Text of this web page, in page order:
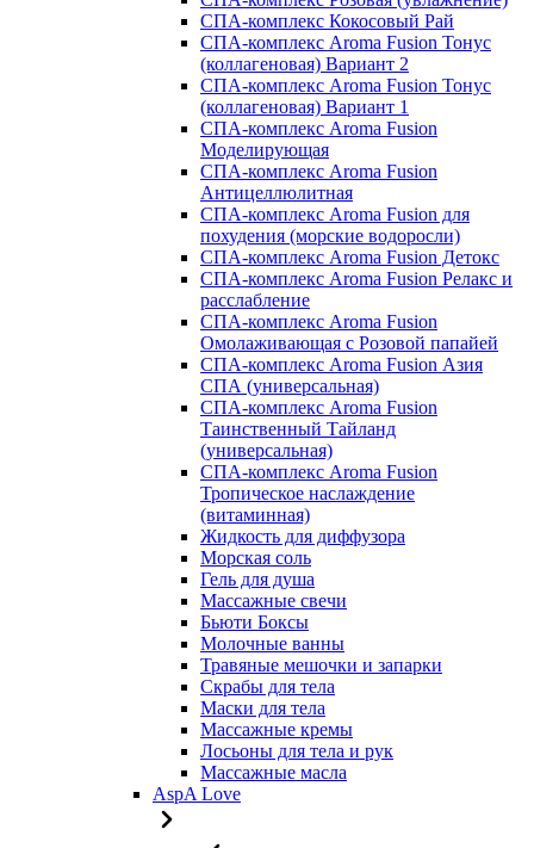
СПА-комплекс Кокосовый Рай
СПА-комплекс Aroma Fusion Тонус
(коллагеновая) Вариант 2
СПА-комплекс Aroma Fusion Тонус
(коллагеновая) Вариант 1
СПА-комплекс Aroma Fusion
Моделирующая
СПА-комплекс Aroma Fusion
Антицеллюлитная
СПА-комплекс Aroma Fusion для
похудения (морские водоросли)
СПА-комплекс Aroma Fusion Детокс
СПА-комплекс Aroma Fusion Релакс и
расслабление
СПА-комплекс Aroma Fusion
Омолаживающая с Розовой папайей
СПА-комплекс Aroma Fusion Азия
СПА (универсальная)
СПА-комплекс Aroma Fusion
Таинственный Тайланд
(универсальная)
СПА-комплекс Aroma Fusion
Тропическое наслаждение
(витаминная)
Жидкость для диффузора
Морская соль
Гель для душа
Массажные свечи
Бьюти Боксы
Молочные ванны
Травяные мешочки и запарки
Скрабы для тела
Маски для тела
Массажные кремы
Лосьоны для тела и рук
Массажные масла
AspA Love